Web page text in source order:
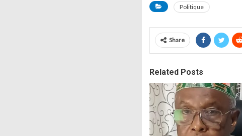
Politique
Share
Related Posts